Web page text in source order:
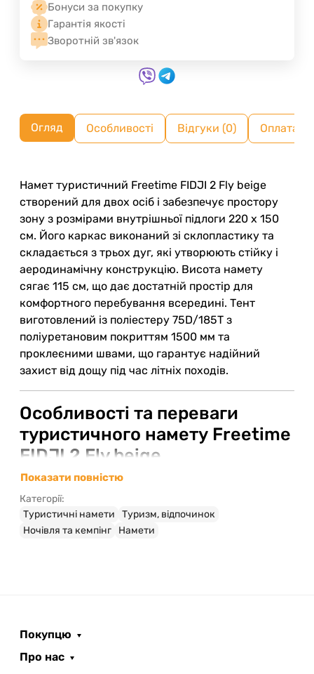
Бонуси за покупку
Гарантія якості
Зворотній зв'язок
Огляд Особливості Відгуки (0) Оплата
Намет туристичний Freetime FIDJI 2 Fly beige
створений для двох осіб і забезпечує простору
зону з розмірами внутрішньої підлоги 220 x 150
см. Його каркас виконаний зі склопластику та
складається з трьох дуг, які утворюють стійку і
аеродинамічну конструкцію. Висота намету
сягає 115 см, що дає достатній простір для
комфортного перебування всередині. Тент
виготовлений із поліестеру 75D/185T з
поліуретановим покриттям 1500 мм та
проклеєними швами, що гарантує надійний
захист від дощу під час літніх походів.
Особливості та переваги
туристичного намету Freetime
FIDJI 2 Fly beige
Матеріали внутрішнього шару:
дихаючий поліестер, що забезпечує належну
вентиляцію та комфортні умови;
Підлога:виготовлена з міцного матеріалу PE,
Вентиляційні відвіри
знижуючи рівень конденсату всередині;
Показати повністю
Категорії:
Туристичні намети
Туризм, відпочинок
Ночівля та кемпінг
Намети
Покупцю
Про нас